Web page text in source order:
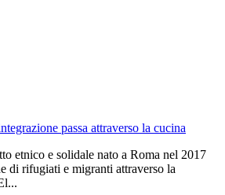
passa attraverso la cucina
etnico e solidale nato a Roma nel 2017
di rifugiati e migranti attraverso la